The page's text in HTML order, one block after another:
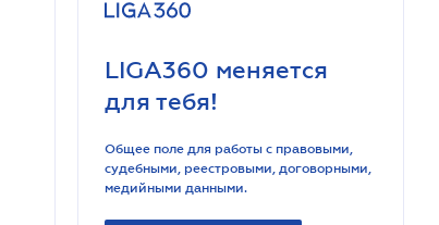
LIGA360 меняется
для тебя!
Общее поле для работы с правовыми,
судебными, реестровыми, договорными,
медийными данными.